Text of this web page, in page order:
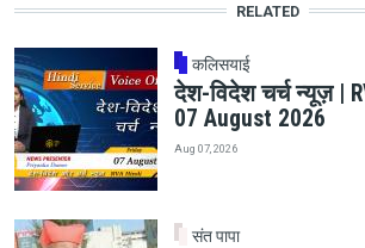
RELATED
कलिसयाई
देश-विदेश चर्च न्यूज़ |
07 August 2026
Aug 07, 2026
संत पापा